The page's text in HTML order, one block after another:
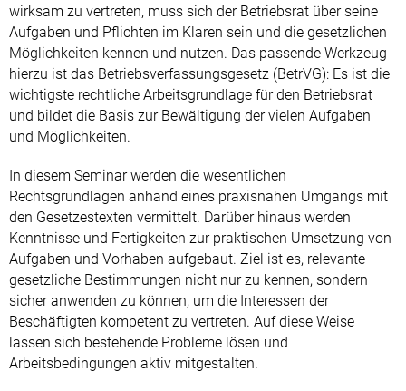
wirksam zu vertreten, muss sich der Betriebsrat über seine
Aufgaben und Pflichten im Klaren sein und die gesetzlichen
Möglichkeiten kennen und nutzen. Das passende Werkzeug
hierzu ist das Betriebsverfassungsgesetz (BetrVG): Es ist die
wichtigste rechtliche Arbeitsgrundlage für den Betriebsrat
und bildet die Basis zur Bewältigung der vielen Aufgaben
und Möglichkeiten.
In diesem Seminar werden die wesentlichen
Rechtsgrundlagen anhand eines praxisnahen Umgangs mit
den Gesetzestexten vermittelt. Darüber hinaus werden
Kenntnisse und Fertigkeiten zur praktischen Umsetzung von
Aufgaben und Vorhaben aufgebaut. Ziel ist es, relevante
gesetzliche Bestimmungen nicht nur zu kennen, sondern
sicher anwenden zu können, um die Interessen der
Beschäftigten kompetent zu vertreten. Auf diese Weise
lassen sich bestehende Probleme lösen und
Arbeitsbedingungen aktiv mitgestalten.